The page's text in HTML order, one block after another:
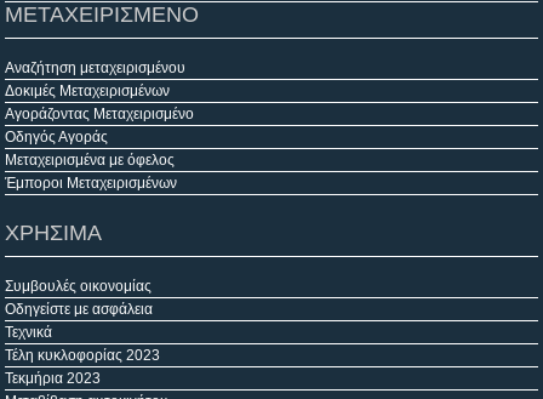
ΜΕΤΑΧΕΙΡΙΣΜΕΝΟ
Αναζήτηση μεταχειρισμένου
Δοκιμές Μεταχειρισμένων
Αγοράζοντας Μεταχειρισμένο
Οδηγός Αγοράς
Μεταχειρισμένα με όφελος
Έμποροι Μεταχειρισμένων
ΧΡΗΣΙΜΑ
Συμβουλές οικονομίας
Οδηγείστε με ασφάλεια
Τεχνικά
Τέλη κυκλοφορίας 2023
Τεκμήρια 2023